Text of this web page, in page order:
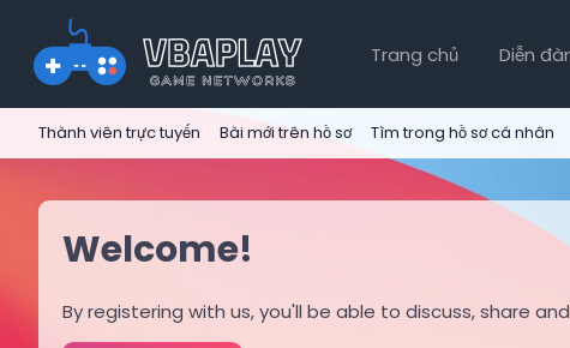
Trang chủ Diễn
Thành viên trực tuyến Bài mới trên hồ sơ Tìm trong hồ sơ cá nhân
Welcome!
By registering with us, you'll be able to discuss, share